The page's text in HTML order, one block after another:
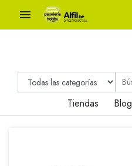

Tiendas Blog